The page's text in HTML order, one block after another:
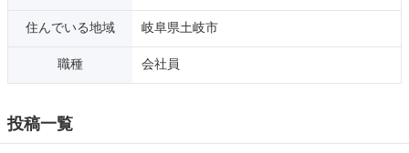
住んでいる地域 岐阜県土岐市
職種 会社員
投稿一覧